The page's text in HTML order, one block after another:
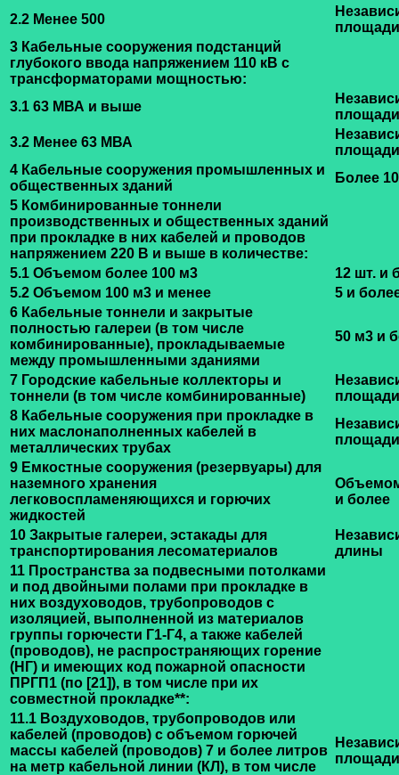
2.2 Менее 500
площади
3 Кабельные сооружения подстанций
глубокого ввода напряжением 110 кВ с
трансформаторами мощностью:
3.1 63 МВА и выше
площади
3.2 Менее 63 МВА
площади
4 Кабельные сооружения промышленных и
общественных зданий
Более
5 Комбинированные тоннели
производственных и общественных зданий
при прокладке в них кабелей и проводов
напряжением 220 В и выше в количестве:
5.1 Объемом более 100 м3
12 шт. и
5.2 Объемом 100 м3 и менее
5 и
6 Кабельные тоннели и закрытые
полностью галереи (в том числе
комбинированные), прокладываемые
между промышленными зданиями
50 м3 и
7 Городские кабельные коллекторы и
тоннели (в том числе комбинированные)
8 Кабельные сооружения при прокладке в
них маслонаполненных кабелей в
металлических трубах
площади
9 Емкостные сооружения (резервуары) для
наземного хранения
легковоспламеняющихся и горючих
жидкостей
и более
10 Закрытые галереи, эстакады для
транспортирования лесоматериалов
длины
11 Пространства за подвесными потолками
и под двойными полами при прокладке в
них воздуховодов, трубопроводов с
изоляцией, выполненной из материалов
группы горючести Г1-Г4, а также кабелей
(проводов), не распространяющих горение
(НГ) и имеющих код пожарной опасности
ПРГП1 (по [21]), в том числе при их
совместной прокладке**:
11.1 Воздуховодов, трубопроводов или
кабелей (проводов) с объемом горючей
массы кабелей (проводов) 7 и более литров
на метр кабельной линии (КЛ), в том числе